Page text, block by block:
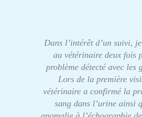
Dans l’intérêt d’un suivi,
au vétérinaire deux fois
problème détecté avec les
Lors de la première
vétérinaire a confirmé la
sang dans l’urine ainsi